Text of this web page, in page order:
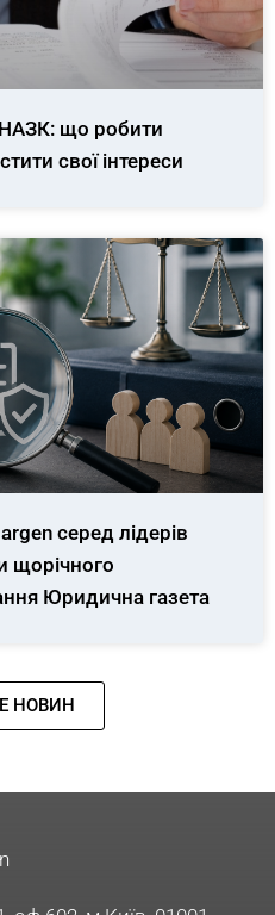
НАЗК: що робити
свої інтереси
серед лідерів
щорічного
Юридична газета
НОВИН